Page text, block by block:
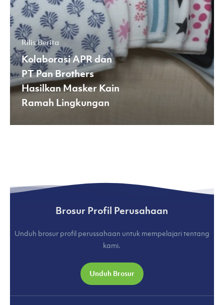
Kain
Ramah
Lingkungan
Rilis Berita
Kolaborasi APR dan
PT Pan Brothers
Hasilkan Masker Kain
Ramah Lingkungan
Brosur Profil Perusahaan
Unduh brosur profil perussahaan untuk mempelajari tentang
kami.
Unduh Brosur